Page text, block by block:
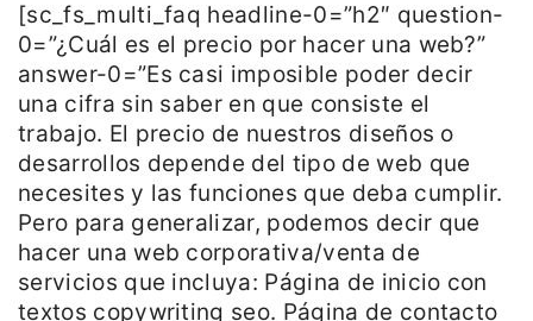
[sc_fs_multi_faq headline-0=”h2″ question-
0=”¿Cuál es el precio por hacer una web?”
answer-0=”Es casi imposible poder decir
una cifra sin saber en que consiste el
trabajo. El precio de nuestros diseños o
desarrollos depende del tipo de web que
necesites y las funciones que deba cumplir.
Pero para generalizar, podemos decir que
hacer una web corporativa/venta de
servicios que incluya: Página de inicio con
textos copywriting seo. Página de contacto